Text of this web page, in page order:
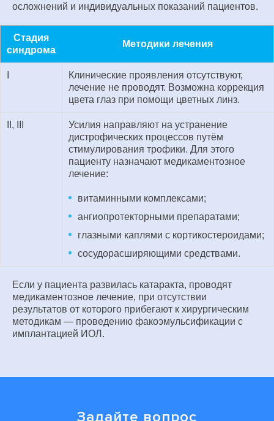
осложнений и индивидуальных показаний пациентов.
Стадия
синдрома
Методики лечения
Клинические проявления отсутствуют,
лечение не проводят. Возможна коррекция
цвета глаз при помощи цветных линз.
ІІ, ІІІ
Усилия направляют на устранение
дистрофических процессов путём
стимулирования трофики. Для этого
пациенту назначают медикаментозное
лечение:
витаминными комплексами;
ангиопротекторными препаратами;
глазными каплями с кортикостероидами;
сосудорасширяющими средствами.
Если у пациента развилась катаракта, проводят
медикаментозное лечение, при отсутствии
результатов от которого прибегают к хирургическим
методикам — проведению факоэмульсификации с
имплантацией ИОЛ.
Задайте вопрос